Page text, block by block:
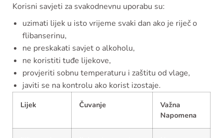
Korisni savjeti za svakodnevnu uporabu su:
uzimati lijek u isto vrijeme svaki dan ako je riječ o
flibanserinu,
ne preskakati savjet o alkoholu,
ne koristiti tuđe lijekove,
provjeriti sobnu temperaturu i zaštitu od vlage,
javiti se na kontrolu ako korist izostaje.
Lijek Čuvanje
Važna
Napomena